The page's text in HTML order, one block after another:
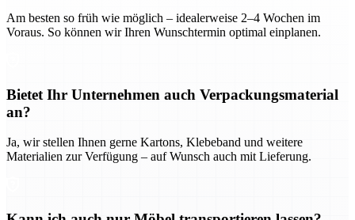
Am besten so früh wie möglich – idealerweise 2–4 Wochen im
Voraus. So können wir Ihren Wunschtermin optimal einplanen.
Bietet Ihr Unternehmen auch Verpackungsmaterial
an?
Ja, wir stellen Ihnen gerne Kartons, Klebeband und weitere
Materialien zur Verfügung – auf Wunsch auch mit Lieferung.